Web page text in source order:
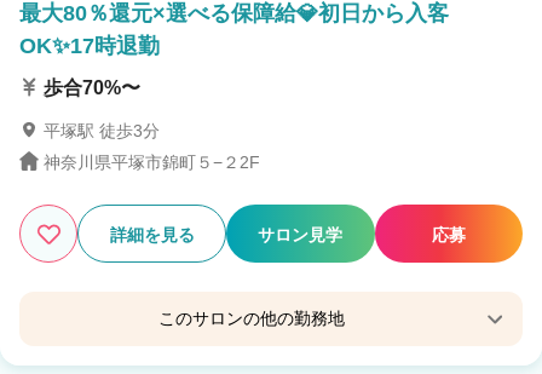
最大80％還元×選べる保障給💎初日から入客
OK✨17時退勤
歩合70%〜
平塚駅 徒歩3分
神奈川県平塚市錦町５−２2F
詳細を見る サロン見学 応募
このサロンの他の勤務地